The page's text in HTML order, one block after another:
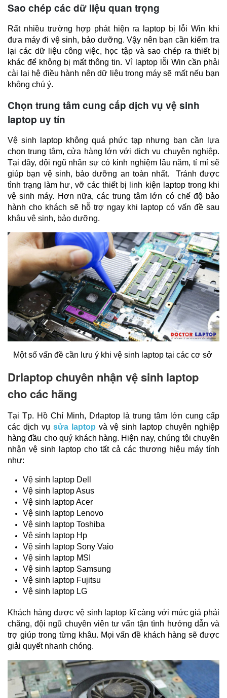
Sao chép các dữ liệu quan trọng
Rất nhiều trường hợp phát hiện ra laptop bị lỗi Win khi
đưa máy đi vệ sinh, bảo dưỡng. Vậy nên bạn cần kiểm tra
lại các dữ liệu công việc, học tập và sao chép ra thiết bị
khác để không bị mất thông tin. Vì laptop lỗi Win cần phải
cài lại hệ điều hành nên dữ liệu trong máy sẽ mất nếu bạn
không chú ý.
Chọn trung tâm cung cấp dịch vụ vệ sinh
laptop uy tín
Vệ sinh laptop không quá phức tạp nhưng bạn cần lựa
chọn trung tâm, cửa hàng lớn với dịch vụ chuyên nghiệp.
Tại đây, đội ngũ nhân sự có kinh nghiệm lâu năm, tỉ mỉ sẽ
giúp bạn vệ sinh, bảo dưỡng an toàn nhất.  Tránh được
tình trạng làm hư, vỡ các thiết bị linh kiện laptop trong khi
vệ sinh máy. Hơn nữa, các trung tâm lớn có chế độ bảo
hành cho khách sẽ hỗ trợ ngay khi laptop có vấn đề sau
khâu vệ sinh, bảo dưỡng.
Một số vấn đề cần lưu ý khi vệ sinh laptop tại các cơ sở
Drlaptop chuyên nhận vệ sinh laptop
cho các hãng
Tại Tp. Hồ Chí Minh, Drlaptop là trung tâm lớn cung cấp
các dịch vụ sửa laptop và vệ sinh laptop chuyên nghiệp
hàng đầu cho quý khách hàng. Hiện nay, chúng tôi chuyên
nhận vệ sinh laptop cho tất cả các thương hiệu máy tính
như:
Vệ sinh laptop Dell
Vệ sinh laptop Asus
Vệ sinh laptop Acer
Vệ sinh laptop Lenovo
Vệ sinh laptop Toshiba
Vệ sinh laptop Hp
Vệ sinh laptop Sony Vaio
Vệ sinh laptop MSI
Vệ sinh laptop Samsung
Vệ sinh laptop Fujitsu
Vệ sinh laptop LG
Khách hàng được vệ sinh laptop kĩ càng với mức giá phải
chăng, đội ngũ chuyên viên tư vấn tận tình hướng dẫn và
trợ giúp trong từng khâu. Mọi vấn đề khách hàng sẽ được
giải quyết nhanh chóng.